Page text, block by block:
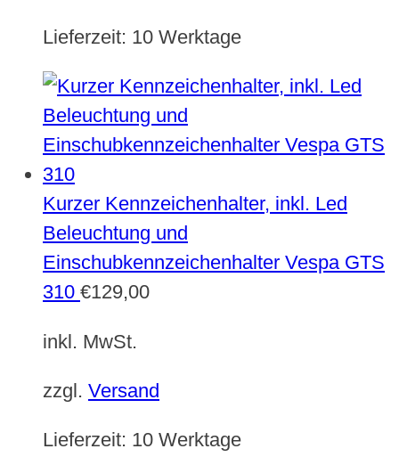
Lieferzeit: 10 Werktage
Kurzer Kennzeichenhalter, inkl. Led
Beleuchtung und
Einschubkennzeichenhalter Vespa GTS
310 €129,00
inkl. MwSt.
zzgl. Versand
Lieferzeit: 10 Werktage